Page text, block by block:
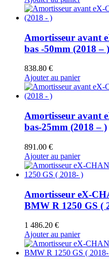
Amortisseur avant
bas -50mm (2018 – )
838.80 €
Ajouter au panier
Amortisseur avant
bas-25mm (2018 – )
891.00 €
Ajouter au panier
Amortisseur eX-
BMW R 1250 GS (
1 486.20 €
Ajouter au panier